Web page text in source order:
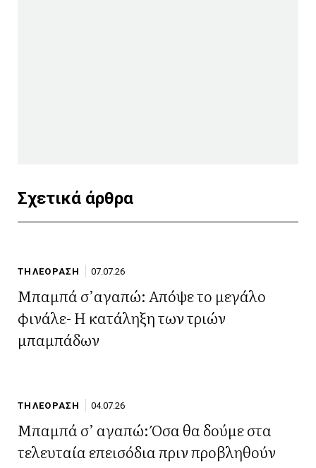
Σχετικά άρθρα
ΤΗΛΕΟΡΑΣΗ 07.07.26
Μπαμπά σ’αγαπώ: Απόψε το μεγάλο
φινάλε- Η κατάληξη των τριών
μπαμπάδων
ΤΗΛΕΟΡΑΣΗ 04.07.26
Μπαμπά σ’ αγαπώ: Όσα θα δούμε στα
τελευταία επεισόδια πριν προβληθούν